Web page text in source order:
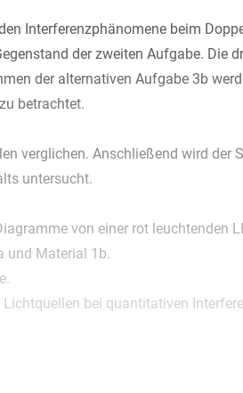
Interferenzphänomene beim
der zweiten Aufgabe. Die
der alternativen Aufgabe 3b
betrachtet.
verglichen. Anschließend wird
untersucht.
von einer rot leuchtenden
und Material 1b.
Lichtquellen bei quantitativen